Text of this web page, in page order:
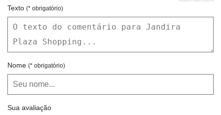
Texto (* obrigatório)
Nome (* obrigatório)
Sua avaliação